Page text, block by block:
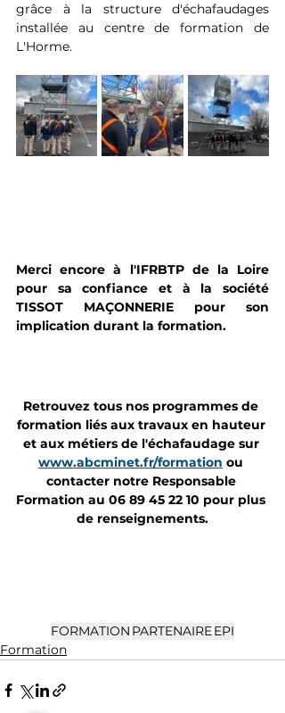
grâce à
la structure d'échafaudages
installée au centre de formation de
L'Horme.
Merci encore à l'IFRBTP de la Loire
pour sa confiance et à la société
TISSOT MAÇONNERIE pour son
implication durant la formation.
Retrouvez tous nos programmes de
formation liés aux travaux en hauteur
et aux métiers de l'échafaudage sur
www.abcminet.fr/formation ou
contacter notre Responsable
Formation au 06 89 45 22 10 pour plus
de renseignements.
FORMATION PARTENAIREEPI
Formation